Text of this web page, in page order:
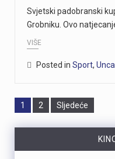
Svjetski padobranski
Grobniku. Ovo
VIŠE
Posted in Sport,
Page
1 Page
2 Sljedeće